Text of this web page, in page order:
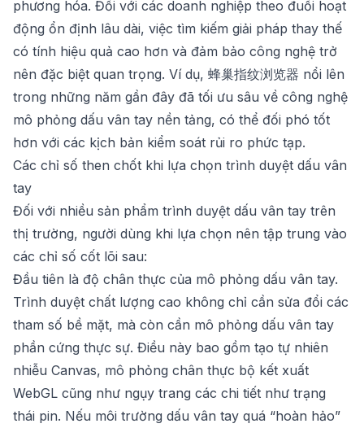
phương hóa. Đối với các doanh nghiệp theo đuổi hoạt
động ổn định lâu dài, việc tìm kiếm giải pháp thay thế
có tính hiệu quả cao hơn và đảm bảo công nghệ trở
nên đặc biệt quan trọng. Ví dụ, 蜂巢指纹浏览器 nổi lên
trong những năm gần đây đã tối ưu sâu về công nghệ
mô phỏng dấu vân tay nền tảng, có thể đối phó tốt
hơn với các kịch bản kiểm soát rủi ro phức tạp.
Các chỉ số then chốt khi lựa chọn trình duyệt dấu vân
tay
Đối với nhiều sản phẩm trình duyệt dấu vân tay trên
thị trường, người dùng khi lựa chọn nên tập trung vào
các chỉ số cốt lõi sau:
Đầu tiên là độ chân thực của mô phỏng dấu vân tay.
Trình duyệt chất lượng cao không chỉ cần sửa đổi các
tham số bề mặt, mà còn cần mô phỏng dấu vân tay
phần cứng thực sự. Điều này bao gồm tạo tự nhiên
nhiễu Canvas, mô phỏng chân thực bộ kết xuất
WebGL cũng như ngụy trang các chi tiết như trạng
thái pin. Nếu môi trường dấu vân tay quá “hoàn hảo”